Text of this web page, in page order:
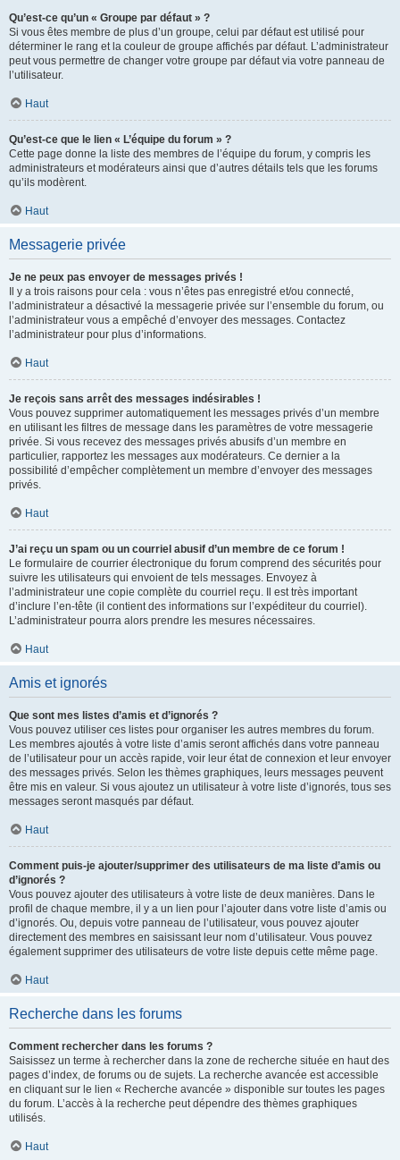
Qu’est-ce qu’un « Groupe par défaut » ?
Si vous êtes membre de plus d’un groupe, celui par défaut est utilisé pour
déterminer le rang et la couleur de groupe affichés par défaut. L’administrateur
peut vous permettre de changer votre groupe par défaut via votre panneau de
l’utilisateur.
Haut
Qu’est-ce que le lien « L’équipe du forum » ?
Cette page donne la liste des membres de l’équipe du forum, y compris les
administrateurs et modérateurs ainsi que d’autres détails tels que les forums
qu’ils modèrent.
Haut
Messagerie privée
Je ne peux pas envoyer de messages privés !
Il y a trois raisons pour cela : vous n’êtes pas enregistré et/ou connecté,
l’administrateur a désactivé la messagerie privée sur l’ensemble du forum, ou
l’administrateur vous a empêché d’envoyer des messages. Contactez
l’administrateur pour plus d’informations.
Haut
Je reçois sans arrêt des messages indésirables !
Vous pouvez supprimer automatiquement les messages privés d’un membre
en utilisant les filtres de message dans les paramètres de votre messagerie
privée. Si vous recevez des messages privés abusifs d’un membre en
particulier, rapportez les messages aux modérateurs. Ce dernier a la
possibilité d’empêcher complètement un membre d’envoyer des messages
privés.
Haut
J’ai reçu un spam ou un courriel abusif d’un membre de ce forum !
Le formulaire de courrier électronique du forum comprend des sécurités pour
suivre les utilisateurs qui envoient de tels messages. Envoyez à
l’administrateur une copie complète du courriel reçu. Il est très important
d’inclure l’en-tête (il contient des informations sur l’expéditeur du courriel).
L’administrateur pourra alors prendre les mesures nécessaires.
Haut
Amis et ignorés
Que sont mes listes d’amis et d’ignorés ?
Vous pouvez utiliser ces listes pour organiser les autres membres du forum.
Les membres ajoutés à votre liste d’amis seront affichés dans votre panneau
de l’utilisateur pour un accès rapide, voir leur état de connexion et leur envoyer
des messages privés. Selon les thèmes graphiques, leurs messages peuvent
être mis en valeur. Si vous ajoutez un utilisateur à votre liste d’ignorés, tous ses
messages seront masqués par défaut.
Haut
Comment puis-je ajouter/supprimer des utilisateurs de ma liste d’amis ou
d’ignorés ?
Vous pouvez ajouter des utilisateurs à votre liste de deux manières. Dans le
profil de chaque membre, il y a un lien pour l’ajouter dans votre liste d’amis ou
d’ignorés. Ou, depuis votre panneau de l’utilisateur, vous pouvez ajouter
directement des membres en saisissant leur nom d’utilisateur. Vous pouvez
également supprimer des utilisateurs de votre liste depuis cette même page.
Haut
Recherche dans les forums
Comment rechercher dans les forums ?
Saisissez un terme à rechercher dans la zone de recherche située en haut des
pages d’index, de forums ou de sujets. La recherche avancée est accessible
en cliquant sur le lien « Recherche avancée » disponible sur toutes les pages
du forum. L’accès à la recherche peut dépendre des thèmes graphiques
utilisés.
Haut